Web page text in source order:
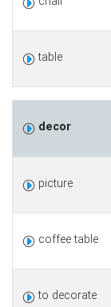
table
decor
picture
coffee table
to decorate